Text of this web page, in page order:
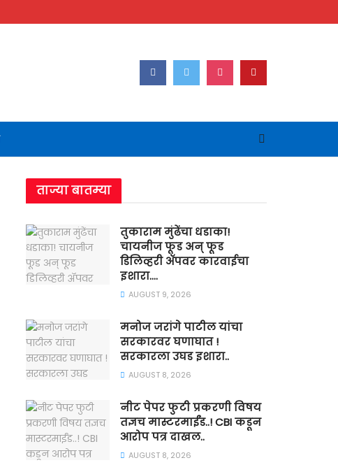
ताज्या बातम्या
तुकाराम मुंढेंचा धडाका!
चायनीज फूड अन् फूड
डिलिव्हरी ॲपवर कारवाईचा
इशारा….
AUGUST 9, 2026
मनोज जरांगे पाटील यांचा
सरकारवर घणाघात !
सरकारला उघड इशारा..
AUGUST 8, 2026
नीट पेपर फुटी प्रकरणी विषय
तज्ञच मास्टरमाईंड..! CBI कडून
आरोप पत्र दाखल..
AUGUST 8, 2026